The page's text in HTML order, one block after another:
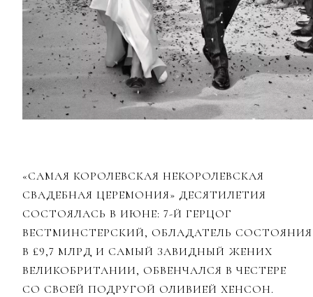
«САМАЯ КОРОЛЕВСКАЯ НЕКОРОЛЕВСКАЯ
СВАДЕБНАЯ ЦЕРЕМОНИЯ» ДЕСЯТИЛЕТИЯ
СОСТОЯЛАСЬ В ИЮНЕ: 7-Й ГЕРЦОГ
ВЕСТМИНСТЕРСКИЙ, ОБЛАДАТЕЛЬ СОСТОЯНИЯ
В £9,7 МЛРД И САМЫЙ ЗАВИДНЫЙ ЖЕНИХ
ВЕЛИКОБРИТАНИИ, ОБВЕНЧАЛСЯ В ЧЕСТЕРЕ
СО СВОЕЙ ПОДРУГОЙ ОЛИВИЕЙ ХЕНСОН.